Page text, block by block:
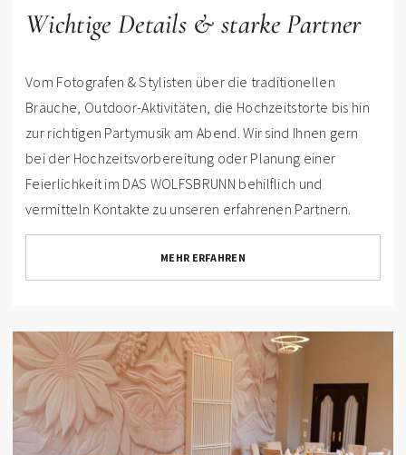
Wichtige Details & starke Partner
Vom Fotografen & Stylisten über die traditionellen
Bräuche, Outdoor-Aktivitäten, die Hochzeitstorte bis hin
zur richtigen Partymusik am Abend. Wir sind Ihnen gern
bei der Hochzeitsvorbereitung oder Planung einer
Feierlichkeit im DAS WOLFSBRUNN behilflich und
vermitteln Kontakte zu unseren erfahrenen Partnern.
MEHR ERFAHREN